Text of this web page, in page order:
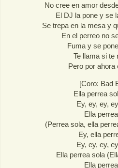
No cree en amor
El DJ la pone y se
Se trepa en la mesa y
En el perreo no
Fuma y se
Te llama si te
Pero por ahora
[Coro: Bad
Ella perrea
Ey, ey, ey,
Ella
(Perrea sola, ella
Ey, ella
Ey, ey, ey,
Ella perrea sola
Ella